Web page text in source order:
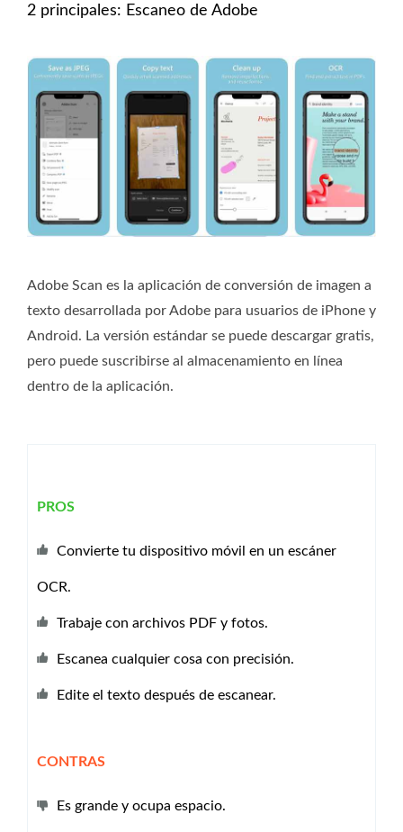
2 principales: Escaneo de Adobe
Adobe Scan es la aplicación de conversión de imagen a
texto desarrollada por Adobe para usuarios de iPhone y
Android. La versión estándar se puede descargar gratis,
pero puede suscribirse al almacenamiento en línea
dentro de la aplicación.
PROS
Convierte tu dispositivo móvil en un escáner
OCR.
Trabaje con archivos PDF y fotos.
Escanea cualquier cosa con precisión.
Edite el texto después de escanear.
CONTRAS
Es grande y ocupa espacio.